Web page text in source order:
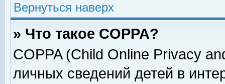
Вернуться наверх
» Что такое COPPA?
COPPA (Child Online Privacy
личных сведений детей в